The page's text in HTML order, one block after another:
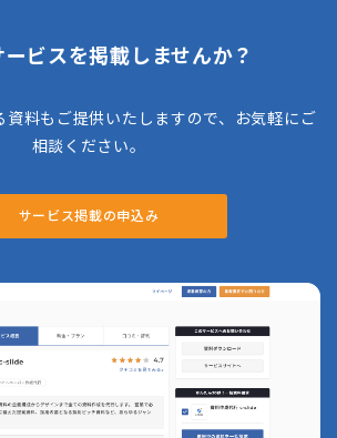
国籍のエンジニアやデザイナーによ
ルな体制で、越境ECや多言語対応
Premierパートナーにも選出され
術力と実績の両面で高い評価を得て
ビスを掲載しませんか？
資料もご提供いたしますので、お気軽にご
相談ください。
サービス掲載の申込み